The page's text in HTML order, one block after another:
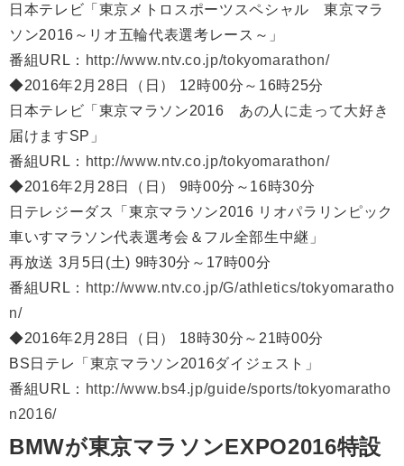
日本テレビ「東京メトロスポーツスペシャル 東京マラ
ソン2016～リオ五輪代表選考レース～」
番組URL： http://www.ntv.co.jp/tokyomarathon/
◆2016年2月28日（日） 12時00分～16時25分
日本テレビ「東京マラソン2016 あの人に走って大好き
届けますSP」
番組URL： http://www.ntv.co.jp/tokyomarathon/
◆2016年2月28日（日） 9時00分～16時30分
日テレジーダス「東京マラソン2016 リオパラリンピック
車いすマラソン代表選考会＆フル全部生中継」
再放送 3月5日(土) 9時30分～17時00分
番組URL： http://www.ntv.co.jp/G/athletics/tokyomaratho
n/
◆2016年2月28日（日） 18時30分～21時00分
BS日テレ「東京マラソン2016ダイジェスト」
番組URL： http://www.bs4.jp/guide/sports/tokyomaratho
n2016/
BMWが東京マラソンEXPO2016特設